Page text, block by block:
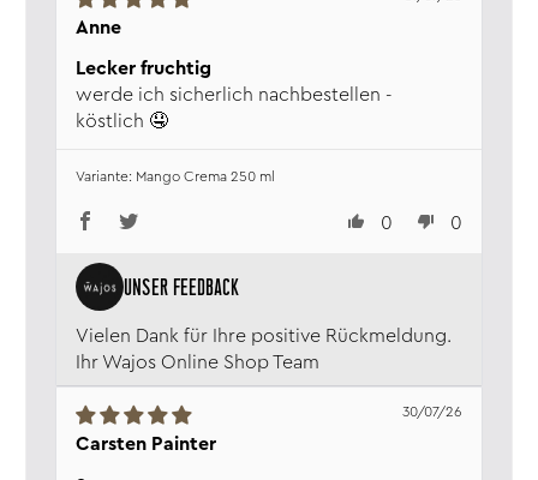
Anne
Lecker fruchtig
werde ich sicherlich nachbestellen -
köstlich 🤤
0 0
Vielen Dank für Ihre positive Rückmeldung.
Ihr Wajos Online Shop Team
Mango Crema 250 ml
Carsten Painter
30/07/26